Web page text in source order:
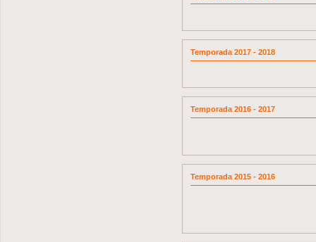
Temporada 2017 - 2018
Temporada 2016 - 2017
Temporada 2015 - 2016